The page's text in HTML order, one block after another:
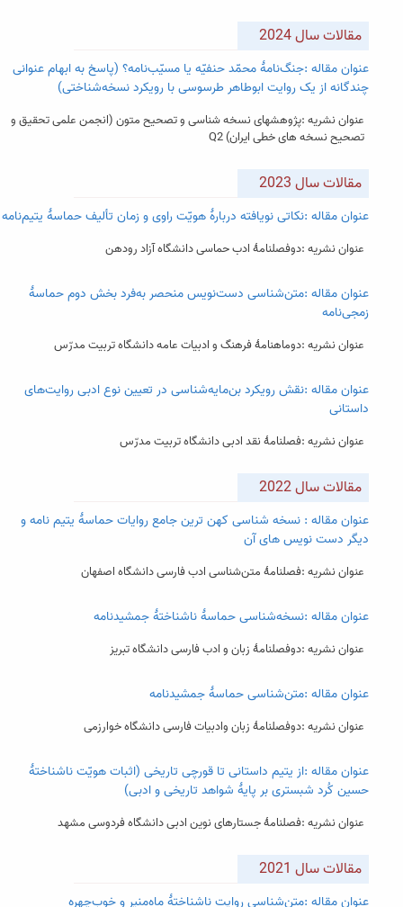
مقالات سال 2024
عنوان مقاله :جنگ‌نامۀ محمّد حنفیّه یا مسیّب‌نامه؟ (پاسخ به ابهام عنوانی
چندگانه از یک روایت ابوطاهر طرسوسی با رویکرد نسخه‌شناختی)
عنوان نشریه :پژوهشهای نسخه شناسی و تصحیح متون (انجمن علمی تحقیق و
تصحیح نسخه های خطی ایران) Q2
مقالات سال 2023
عنوان مقاله :نکاتی نویافته دربارۀ هویّت راوی و زمان تألیف حماسۀ یتیم‌نامه
عنوان نشریه :دوفصلنامۀ ادب حماسی دانشگاه آزاد رودهن
عنوان مقاله :متن‌شناسی دست‌نویس منحصر به‌فرد بخش دوم حماسۀ
زمجی‌نامه
عنوان نشریه :دوماهنامۀ فرهنگ و ادبیات عامه دانشگاه تربیت مدرّس
عنوان مقاله :نقش رویکرد بن‌مایه‌شناسی در تعیین نوع ادبی روایت‌های
داستانی
عنوان نشریه :فصلنامۀ نقد ادبی دانشگاه تربیت مدرّس
مقالات سال 2022
عنوان مقاله : نسخه‏ شناسی کهن‏ ترین جامع روایات حماسۀ یتیم ‏نامه و
دیگر دست‏ نویس ‏های آن
عنوان نشریه :فصلنامۀ متن‌شناسی ادب فارسی دانشگاه اصفهان
عنوان مقاله :نسخه‌شناسی حماسۀ ناشناختۀ جمشیدنامه
عنوان نشریه :دوفصلنامۀ زبان و ادب فارسی دانشگاه تبریز
عنوان مقاله :متن‌شناسی حماسۀ جمشیدنامه
عنوان نشریه :دوفصلنامۀ زبان وادبیات فارسی دانشگاه خوارزمی
عنوان مقاله :از یتیم داستانی تا قورچی تاریخی (اثبات هویّت ناشناختۀ
حسین کُرد شبستری بر پایۀ شواهد تاریخی و ادبی)
عنوان نشریه :فصلنامۀ جستارهای نوین ادبی دانشگاه فردوسی مشهد
مقالات سال 2021
عنوان مقاله :متن‌شناسی روایت ناشناختۀ ماه‌منیر و خوب‌چهره